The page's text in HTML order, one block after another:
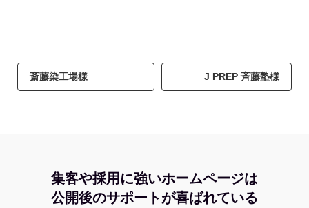
斎藤染工場様 J PREP 斉藤塾様
集客や採用に強いホームページは
公開後のサポートが喜ばれている